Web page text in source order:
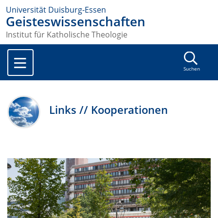
Universität Duisburg-Essen
Geisteswissenschaften
Institut für Katholische Theologie
Suchen
Links // Kooperationen